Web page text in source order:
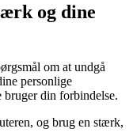
og dine
om at undgå
personlige
bruger din forbindelse.
og brug en stærk,